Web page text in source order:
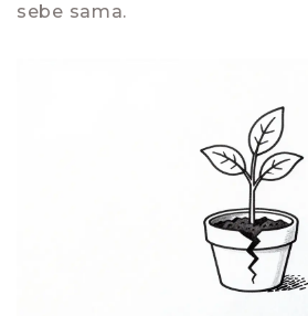
sebe sama.